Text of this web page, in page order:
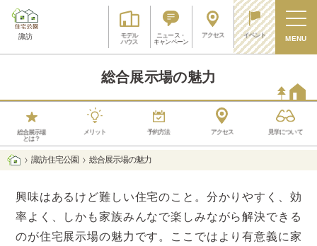
諏訪
モデル
ハウス
ニュース・
キャンペーン
アクセス イベント MENU
総合展示場の魅力
総合展示場
とは？
メリット 予約方法 アクセス 見学について
諏訪 住宅公園 総合展示場の魅力
興味はあるけど難しい住宅のこと。分かりやすく、効
率よく、しかも家族みんなで楽しみながら解決できる
のが住宅展示場の魅力です。ここではより有意義に家